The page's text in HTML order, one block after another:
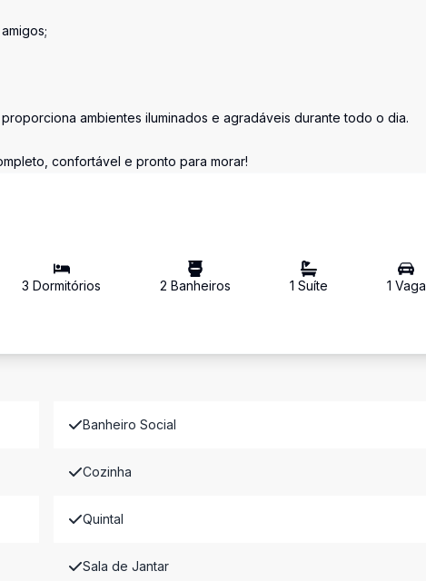
ambientes iluminados e agradáveis durante todo o dia.
confortável e pronto para morar!
3 Dormitórios 2 Banheiros 1 Suíte 1 Vaga
Banheiro Social
Cozinha
Quintal
Sala de Jantar